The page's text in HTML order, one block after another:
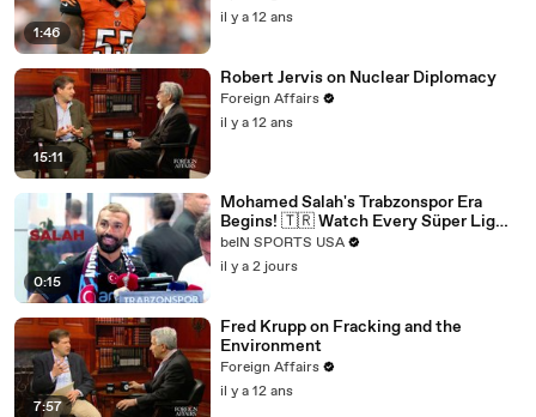
1:46
il y a 12 ans
15:11
Robert Jervis on Nuclear Diplomacy
Foreign Affairs
il y a 12 ans
0:15
Mohamed Salah's Trabzonspor Era
Begins! 🇹🇷 Watch Every Süper Lig
Match on beIN SPORTS
beIN SPORTS USA
il y a 2 jours
7:57
Fred Krupp on Fracking and the
Environment
Foreign Affairs
il y a 12 ans